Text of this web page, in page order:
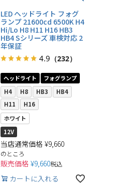
LED ヘッドライト フォグ
ランプ 21600cd 6500K H4
Hi/Lo H8 H11 H16 HB3
HB4 Sシリーズ 車検対応 2
年保証
4.9 （232）
ヘッドライト
フォグランプ
H4
H8 HB3
HB4
H11
H16
ホワイト
12V
当店通常価格 ¥9,660
のところ
販売価格 ¥9,660税込
カートに入れる